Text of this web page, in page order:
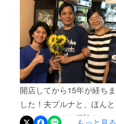
残りわずかですがお願いし
ていきます。少しずつリ
ニューアルして、居心地の
良いお店にすることでみな
さまに還元していきます。
おひとりおひとりには、期
間終了後ていねいにお返事
していきたいと思います。
それでは残り11日、よろし
開店してから15年が経ちま
した！夫プルナと、ほんと
うにいろいろな経験をしな